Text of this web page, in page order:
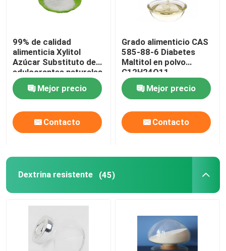
99% de calidad
alimenticia Xylitol
Azúcar Substituto de
edulcorantes naturales
para diabéticos
Mejor precio
Contacto
Grado alimenticio CAS
585-88-6 Diabetes
Maltitol en polvo
C12H24O11
Mejor precio
Contacto
Dextrina resistente (45)